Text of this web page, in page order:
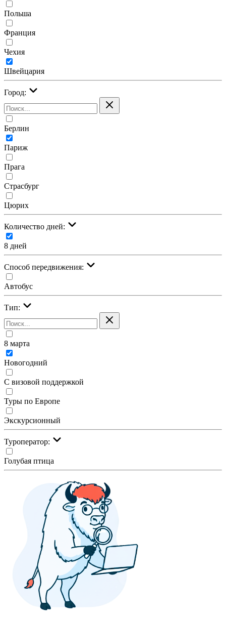
Польша
Франция
Чехия
Швейцария
Город:
Берлин
Париж
Прага
Страсбург
Цюрих
Количество дней:
8 дней
Cпособ передвижения:
Автобус
Тип:
8 марта
Новогодний
С визовой поддержкой
Туры по Европе
Экскурсионный
Туроператор:
Голубая птица